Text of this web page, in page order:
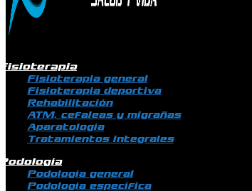
Fisioterapia general
Fisioterapia deportiva
Rehabilitación
ATM, cefaleas y migrañas
Aparatología
Tratamientos integrales
Podología general
Podología específica